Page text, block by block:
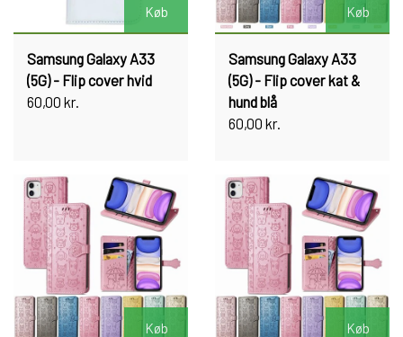
Køb
Samsung Galaxy A33
(5G) - Flip cover hvid
60,00 kr.
Køb
Samsung Galaxy A33
(5G) - Flip cover kat &
hund blå
60,00 kr.
Køb Køb